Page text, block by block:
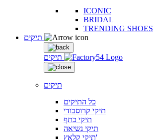
ICONIC
BRIDAL
TRENDING SHOES
תיקים
תיקים
כל התיקים
תיקי קרוסבודי
תיקי כתף
תיקי נשיאה
תיקי קלאץ'